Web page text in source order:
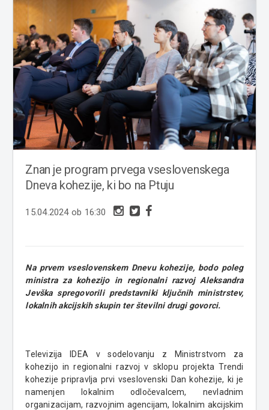
Znan je program prvega vseslovenskega
Dneva kohezije, ki bo na Ptuju
15.04.2024 ob 16:30
Na prvem vseslovenskem Dnevu kohezije, bodo poleg
ministra za kohezijo in regionalni razvoj Aleksandra
Jevška spregovorili predstavniki ključnih ministrstev,
lokalnih akcijskih skupin ter številni drugi govorci.
Televizija IDEA v sodelovanju z Ministrstvom za
kohezijo in regionalni razvoj v sklopu projekta Trendi
kohezije pripravlja prvi vseslovenski Dan kohezije, ki je
namenjen lokalnim odločevalcem, nevladnim
organizacijam, razvojnim agencijam, lokalnim akcijskim